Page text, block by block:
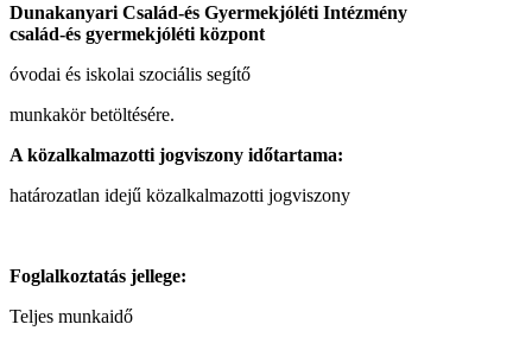
Dunakanyari Család-és Gyermekjóléti Intézmény
család-és gyermekjóléti központ
óvodai és iskolai szociális segítő
munkakör betöltésére.
A közalkalmazotti jogviszony időtartama:
határozatlan idejű közalkalmazotti jogviszony
Foglalkoztatás jellege:
Teljes munkaidő